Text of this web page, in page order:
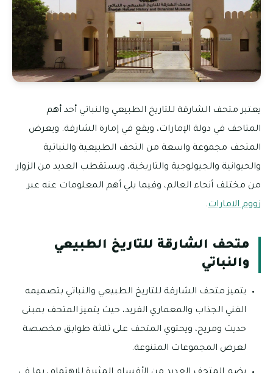
يعتبر متحف الشارقة للتاريخ الطبيعي والنباتي أحد أهم
المتاحف في دولة الإمارات، ويقع في إمارة الشارقة. ويعرض
المتحف مجموعة واسعة من التحف الطبيعية والنباتية
والحيوانية والجيولوجية والتاريخية، ويستقطب العديد من الزوار
من مختلف أنحاء العالم، وفيما يلي أهم المعلومات عنه عبر
زووم الامارات.
متحف الشارقة للتاريخ الطبيعي
والنباتي
يتميز متحف الشارقة للتاريخ الطبيعي والنباتي بتصميمه
الفني الجذاب والمعماري الفريد، حيث يتميز المتحف بمبنى
حديث ومريح، ويحتوي المتحف على ثلاثة طوابق مخصصة
لعرض المجموعات المتنوعة.